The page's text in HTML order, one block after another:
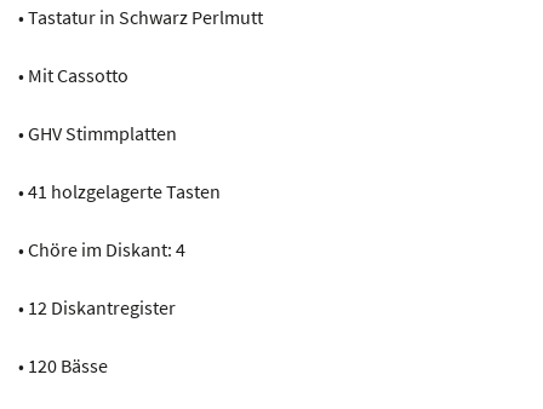
• Tastatur in Schwarz Perlmutt
• Mit Cassotto
• GHV Stimmplatten
• 41 holzgelagerte Tasten
• Chöre im Diskant: 4
• 12 Diskantregister
• 120 Bässe